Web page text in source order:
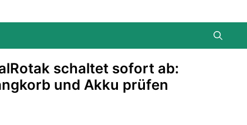
schaltet sofort ab:
und Akku prüfen